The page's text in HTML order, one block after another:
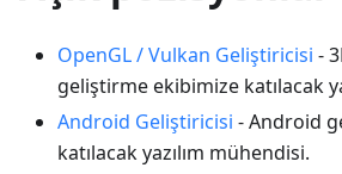
OpenGL / Vulkan Geliştiricisi -
geliştirme ekibimize katılacak
Android Geliştiricisi - Android
katılacak yazılım mühendisi.